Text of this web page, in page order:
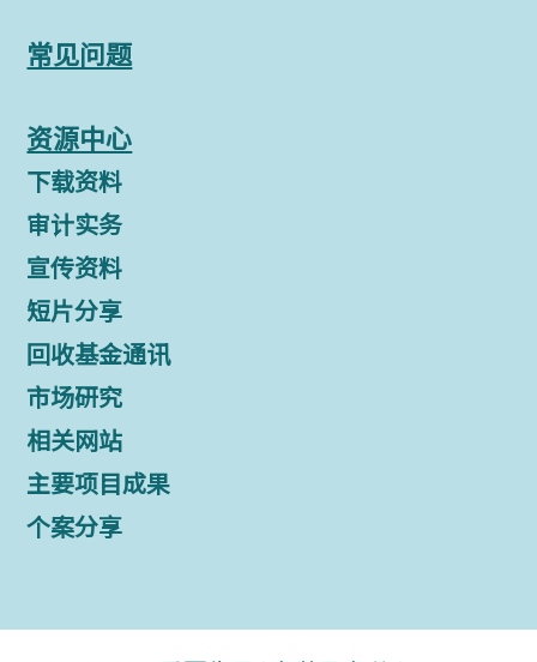
常见问题
资源中心
下载资料
审计实务
宣传资料
短片分享
回收基金通讯
市场研究
相关网站
主要项目成果
个案分享